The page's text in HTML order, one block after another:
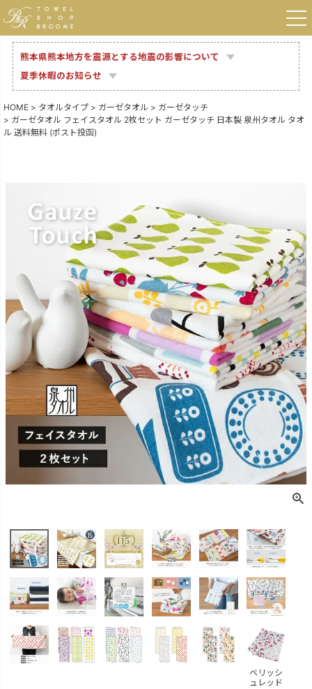
熊本県熊本地方を震源とする地震の影響について
夏季休暇のお知らせ
HOME タオルタイプ ガーゼタオル
ガーゼタッチ
ガーゼタオル フェイスタオル 2枚セット ガーゼタッチ 日本製 泉州タオル タオ
ル 送料無料 (ポスト投函)
ベリッシ
ュレッド